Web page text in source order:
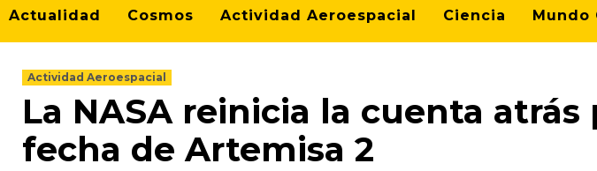
Actualidad Cosmos Actividad Aeroespacial Ciencia Mundo
Actividad Aeroespacial
La NASA reinicia la cuenta
fecha de Artemisa 2